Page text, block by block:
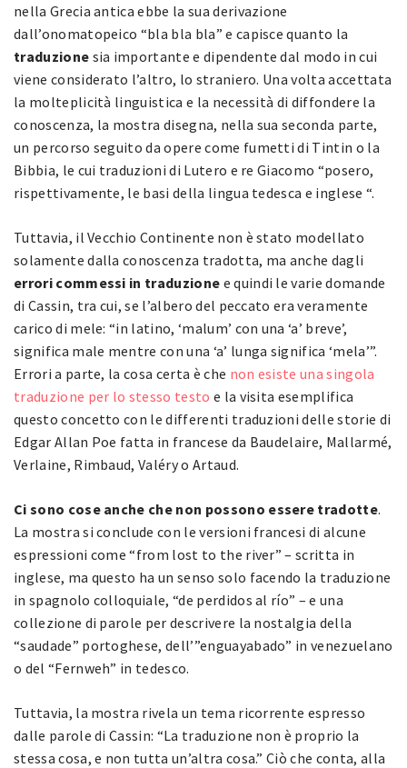
nella Grecia antica ebbe la sua derivazione
dall’onomatopeico “bla bla bla” e capisce quanto la
traduzione sia importante e dipendente dal modo in cui
viene considerato l’altro, lo straniero. Una volta accettata
la molteplicità linguistica e la necessità di diffondere la
conoscenza, la mostra disegna, nella sua seconda parte,
un percorso seguito da opere come fumetti di Tintin o la
Bibbia, le cui traduzioni di Lutero e re Giacomo “posero,
rispettivamente, le basi della lingua tedesca e inglese “.
Tuttavia, il Vecchio Continente non è stato modellato
solamente dalla conoscenza tradotta, ma anche dagli
errori commessi in traduzione e quindi le varie domande
di Cassin, tra cui, se l’albero del peccato era veramente
carico di mele: “in latino, ‘malum’ con una ‘a’ breve’,
significa male mentre con una ‘a’ lunga significa ‘mela’”.
Errori a parte, la cosa certa è che non esiste una singola
traduzione per lo stesso testo e la visita esemplifica
questo concetto con le differenti traduzioni delle storie di
Edgar Allan Poe fatta in francese da Baudelaire, Mallarmé,
Verlaine, Rimbaud, Valéry o Artaud.
Ci sono cose anche che non possono essere tradotte.
La mostra si conclude con le versioni francesi di alcune
espressioni come “from lost to the river” – scritta in
inglese, ma questo ha un senso solo facendo la traduzione
in spagnolo colloquiale, “de perdidos al río” – e una
collezione di parole per descrivere la nostalgia della
“saudade” portoghese, dell’”enguayabado” in venezuelano
o del “Fernweh” in tedesco.
Tuttavia, la mostra rivela un tema ricorrente espresso
dalle parole di Cassin: “La traduzione non è proprio la
stessa cosa, e non tutta un’altra cosa.” Ciò che conta, alla